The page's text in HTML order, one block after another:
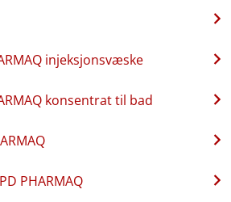
injeksjonsvæske
konsentrat til bad
PHARMAQ